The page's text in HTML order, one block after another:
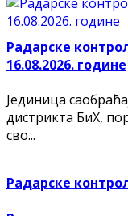
Радарске
16.08.2026. године
Јединица
дистрикта БиХ,
сво...
Радарске